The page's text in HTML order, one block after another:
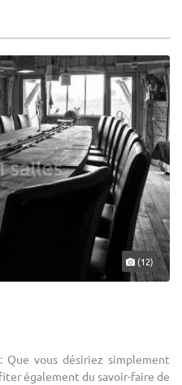
(12)
vous désiriez simplement
également du savoir-faire de